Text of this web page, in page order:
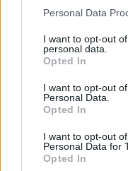
Please note that this
not limited to your visit
grant or deny consent
use your data for
consent section.
Personal Data
I want to opt-out
personal data.
Opted In
I want to opt-out
Personal Data.
Opted In
I want to opt-out
Personal Data for
Opted In
A grépfrút nem
hanem széleskörű
elismert. C és B-
igazi érdekességek
grapefruitmagból
sokoldalúan
baktériumölő
megelőzésében,